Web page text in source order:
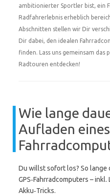
ambitionierter Sportler bist, ein
Radfahrerlebnis erheblich
Abschnitten stellen wir Dir
Dir dabei, den idealen
finden. Lass uns gemeinsam das
Radtouren entdecken!
Wie lange
Aufladen eines
Du willst sofort los? So lange
GPS‑Fahrradcomputers –
Akku‑Tricks.